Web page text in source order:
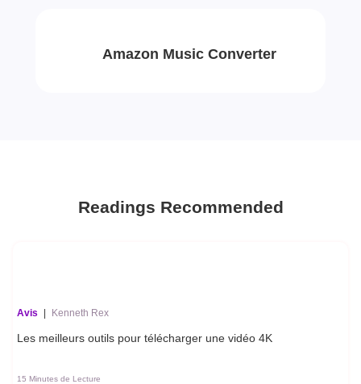
Amazon Music Converter
Readings Recommended
Avis | Kenneth Rex
Les meilleurs outils pour télécharger une vidéo 4K
15 Minutes de Lecture